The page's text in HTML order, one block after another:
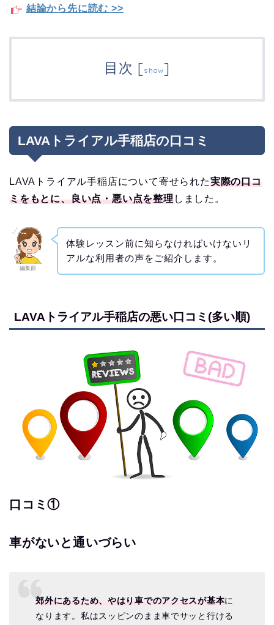
結論から先に読む >>
目次 [show]
LAVAトライアル手稲店の口コミ
LAVAトライアル手稲店について寄せられた実際の口コ
ミをもとに、良い点・悪い点を整理しました。
編集部
体験レッスン前に知らなければいけないリ
アルな利用者の声をご紹介します。
LAVAトライアル手稲店の悪い口コミ(多い順)
口コミ①
車がないと通いづらい
郊外にあるため、やはり車でのアクセスが基本に
なります。私はスッピンのまま車でサッと行ける